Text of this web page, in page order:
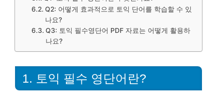
Q2: 어떻게 효과적으로 토익 단어를 학습할 수 있
나요?
Q3: 토익 필수영단어 PDF 자료는 어떻게 활용하
나요?
1. 토익 필수 영단어란?